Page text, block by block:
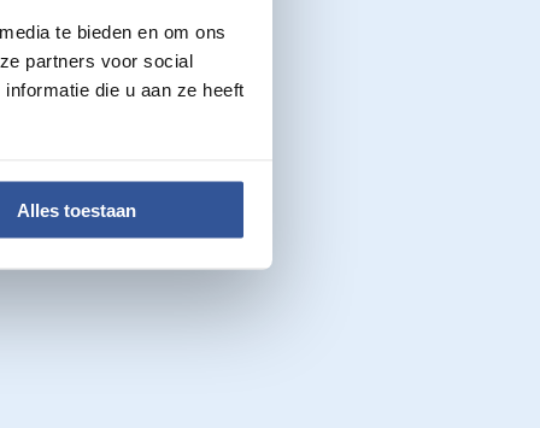
te bieden en om ons
partners voor social
die u aan ze heeft
Alles toestaan